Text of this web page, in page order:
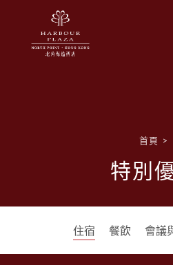
首頁 >
特別
住宿 餐飲 會議